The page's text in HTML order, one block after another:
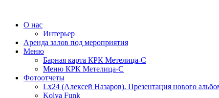
О нас
Интерьер
Аренда залов под мероприятия
Меню
Барная карта КРК Метелица-С
Меню КРК Метелица-С
Фотоотчеты
Lx24 (Алексей Назаров). Презентация нового
Kolya Funk